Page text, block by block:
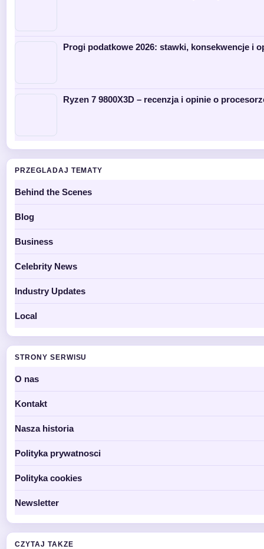
Progi podatkowe 2026: stawki, konsekwencje i
Ryzen 7 9800X3D – recenzja i opinie o
PRZEGLADAJ TEMATY
Behind the Scenes
Blog
Business
Celebrity News
Industry Updates
Local
STRONY SERWISU
O nas
Kontakt
Nasza historia
Polityka prywatnosci
Polityka cookies
Newsletter
CZYTAJ TAKZE